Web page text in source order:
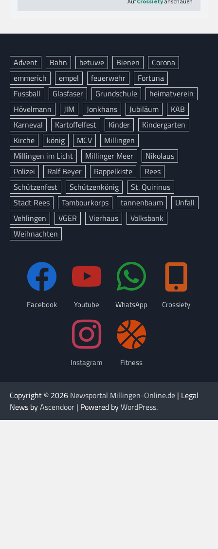
Advent Bahn betuwe Bienen
Corona
emmerich
empel feuerwehr
Fortuna
Fussball
Glasfaser Grundschule
heimatverein
Hövelmann
JIM Jonkhans Jubiläum
KAB
Karneval
Kartoffelfest Kinder
Kindergarten
Kirche
könig MCV
Millingen
Millingen im Licht
Millinger Meer
Nikolaus
Polizei
Ralf Beyer Rappelkiste
Rees
Schützenfest
Schützenkönig
St. Quirinus
Stadt Rees
Tambourkorps tannenbaum
Unfall
Vehlingen
VGER Vierhaus
Volksbank
Weihnachten
Facebook Youtube WhatsApp Crossiety
Instagram Fitness
Copyright © 2026 Newsportal Millingen-Online.de | Legal
News byAscendoor | Powered byWordPress.